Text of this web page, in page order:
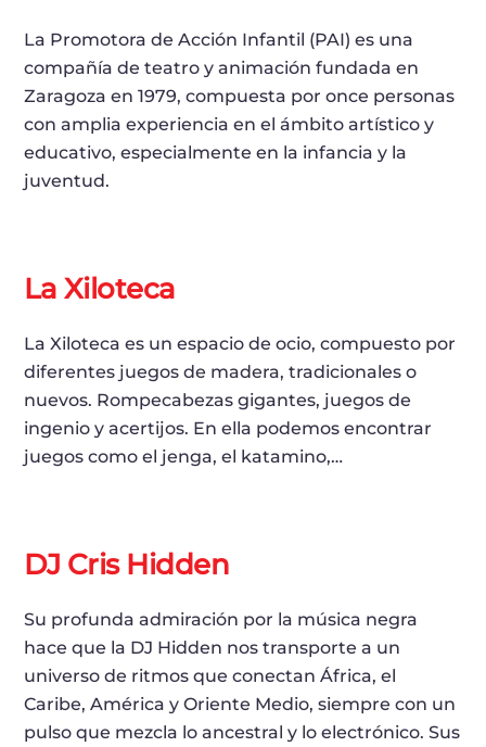
La Promotora de Acción Infantil (PAI) es una
compañía de teatro y animación fundada en
Zaragoza en 1979, compuesta por once personas
con amplia experiencia en el ámbito artístico y
educativo, especialmente en la infancia y la
juventud.
La Xiloteca
La Xiloteca es un espacio de ocio, compuesto por
diferentes juegos de madera, tradicionales o
nuevos. Rompecabezas gigantes, juegos de
ingenio y acertijos. En ella podemos encontrar
juegos como el jenga, el katamino,…
DJ Cris Hidden
Su profunda admiración por la música negra
hace que la DJ Hidden nos transporte a un
universo de ritmos que conectan África, el
Caribe, América y Oriente Medio, siempre con un
pulso que mezcla lo ancestral y lo electrónico. Sus